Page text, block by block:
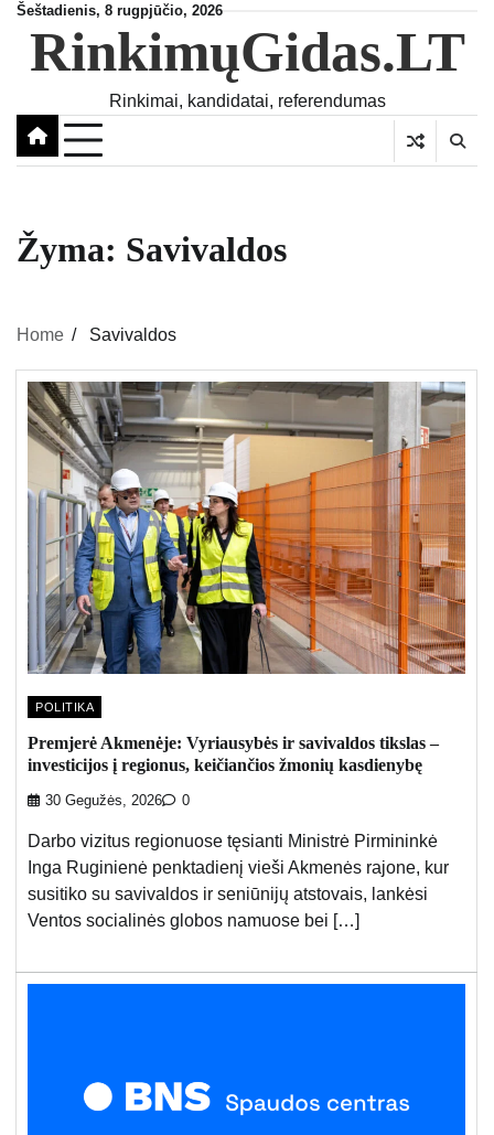
Skip
content
Šeštadienis, 8 rugpjūčio, 2026
RinkimųGidas.LT
Rinkimai, kandidatai, referendumas
Žyma: Savivaldos
Home Savivaldos
POLITIKA
Premjerė Akmenėje: Vyriausybės ir savivaldos tikslas –
investicijos į regionus, keičiančios žmonių kasdienybę
30 Gegužės, 2026 0
Darbo vizitus regionuose tęsianti Ministrė Pirmininkė
Inga Ruginienė penktadienį vieši Akmenės rajone, kur
susitiko su savivaldos ir seniūnijų atstovais, lankėsi
Ventos socialinės globos namuose bei […]